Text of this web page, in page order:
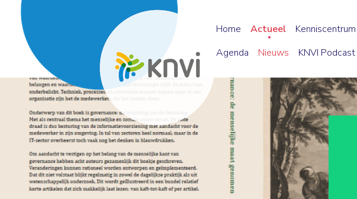
Home
Actueel
Agenda
Nieuws KNVI Podcast
Kenniscentrum